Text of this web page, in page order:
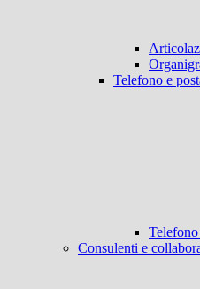
Telefono e
Telefono
Consulenti e